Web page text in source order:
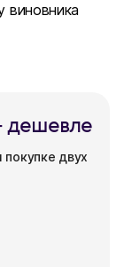
виновника
дешевле
покупке двух